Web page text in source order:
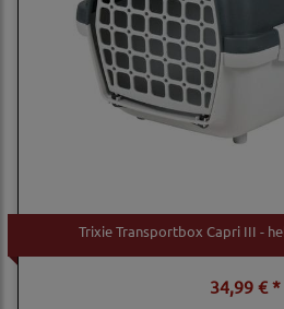
Trixie Transportbox Capri III -
34,99 € *